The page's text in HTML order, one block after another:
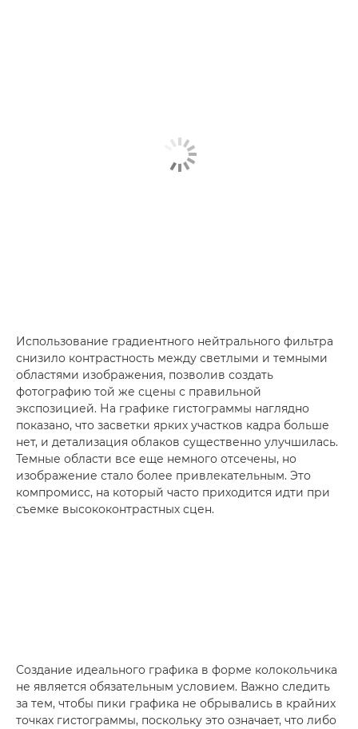
Использование градиентного нейтрального фильтра
снизило контрастность между светлыми и темными
областями изображения, позволив создать
фотографию той же сцены с правильной
экспозицией. На графике гистограммы наглядно
показано, что засветки ярких участков кадра больше
нет, и детализация облаков существенно улучшилась.
Темные области все еще немного отсечены, но
изображение стало более привлекательным. Это
компромисс, на который часто приходится идти при
съемке высококонтрастных сцен.
Создание идеального графика в форме колокольчика
не является обязательным условием. Важно следить
за тем, чтобы пики графика не обрывались в крайних
точках гистограммы, поскольку это означает, что либо